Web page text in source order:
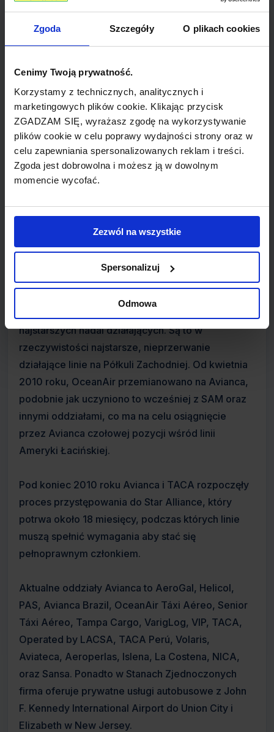
Zgoda Szczegóły O plikach cookies
Cenimy Twoją prywatność.
Korzystamy z technicznych, analitycznych i
marketingowych plików cookie. Klikając przycisk
ZGADZAM SIĘ, wyrażasz zgodę na wykorzystywanie
plików cookie w celu poprawy wydajności strony oraz w
celu zapewniania spersonalizowanych reklam i treści.
Zgoda jest dobrowolna i możesz ją w dowolnym
momencie wycofać.
Zezwól na wszystkie
Spersonalizuj
Odmowa
flagowy przewoźnik Kolumbii, działający od 1919
Siedziba główna znajduje się w Bogocie, a główny
Są to największe linie lotnicze w Kolumbii oraz
jedne z głównych w Ameryce Łacińskiej. Avianca
wspólnie ze swoimi oddziałami, posiada
najbardziej rozbudowaną siatkę połączeń
(zarówno pasażerskich, jak i cargo) do
miejscowości w Amerykach oraz
najnowocześniejszą flotę na kontynencie.
w Ameryce Łacińskiej utworzony na Bahamach,
specjalizujący się w transporcie powietrznym.
W październiku 2009 roku ogłoszono fuzję
najstarszych nadal działających. Są to w
rzeczywistości najstarsze, nieprzerwanie
działające linie na Półkuli Zachodniej. Od kwietnia
2010 roku, OceanAir przemianowano na Avianca,
podobnie jak uczyniono to wcześniej z SAM oraz
innymi oddziałami, co ma na celu osiągnięcie
przez Avianca czołowej pozycji wśród linii
Ameryki Łacińskiej.
Pod koniec 2010 roku Avianca i TACA rozpoczęły
proces przystępowania do Star Alliance, który
potrwa około 18 miesięcy, podczas których linie
muszą spełnić wymagania aby stać się
pełnoprawnym członkiem.
Aktualne oddziały Avianca to AeroGal, Helicol,
PAS, Avianca Brazil, OceanAir Táxi Aéreo, Senior
Táxi Aéreo, Tampa Cargo, VarigLog, VIP, TACA,
Operated by LACSA, TACA Perú, Volaris,
Aviateca, Aeroperlas, Islena, La Costena, NICA,
oraz Sansa. Ponadto w Stanach Zjednoczonych
firma oferuje prywatne usługi autobusowe z John
F. Kennedy International Airport do Union City i
Elizabeth w New Jersey.